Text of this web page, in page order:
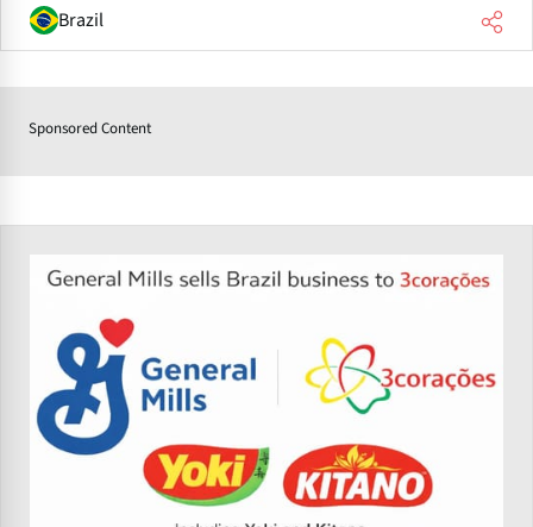
Brazil
Sponsored Content